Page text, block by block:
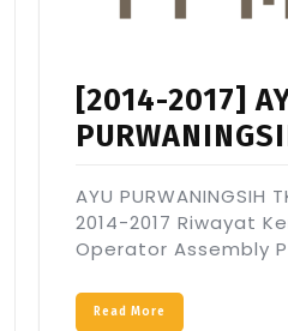
[2014-2017]
AYU PURWANINGSIH
2014-2017 Riwayat
Operator Assembly
Read More